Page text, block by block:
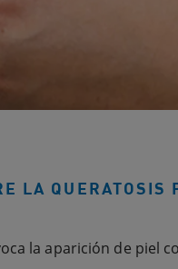
LA QUERATOSIS
la aparición de piel